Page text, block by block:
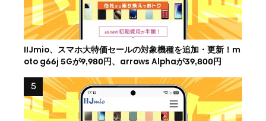
IIJmio、スマホ大特価セールの対象機種を追加・更新！m
oto g66j 5Gが9,980円、arrows Alphaが39,800円